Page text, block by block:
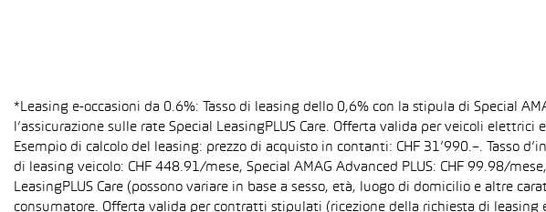
*Leasing e-occasioni da 0.6%: Tasso di leasing dello 0,6% con la stipula di Special
l’assicurazione sulle rate Special LeasingPLUS Care. Offerta valida per veicoli
Esempio di calcolo del leasing: prezzo di acquisto in contanti: CHF 31’990.–. Tasso
di leasing veicolo: CHF 448.91/mese, Special AMAG Advanced PLUS: CHF 99.98/
LeasingPLUS Care (possono variare in base a sesso, età, luogo di domicilio e altre
consumatore. Offerta valida per contratti stipulati (ricezione della richiesta di